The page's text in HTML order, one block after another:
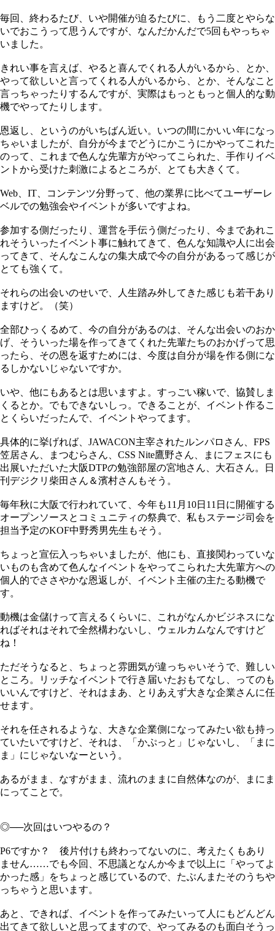
毎回、終わるたび、いや開催が迫るたびに、もう二度とやらな
いでおこうって思うんですが、なんだかんだで5回もやっちゃ
いました。
きれい事を言えば、やると喜んでくれる人がいるから、とか、
やって欲しいと言ってくれる人がいるから、とか、そんなこと
言っちゃったりするんですが、実際はもっともっと個人的な動
機でやってたりします。
恩返し、というのがいちばん近い。いつの間にかいい年になっ
ちゃいましたが、自分が今までどうにかこうにかやってこれた
のって、これまで色んな先輩方がやってこられた、手作りイベ
ントから受けた刺激によるところが、とても大きくて。
Web、IT、コンテンツ分野って、他の業界に比べてユーザーレ
ベルでの勉強会やイベントが多いですよね。
参加する側だったり、運営を手伝う側だったり、今まであれこ
れそういったイベント事に触れてきて、色んな知識や人に出会
ってきて、そんなこんなの集大成で今の自分があるって感じが
とても強くて。
それらの出会いのせいで、人生踏み外してきた感じも若干あり
ますけど。（笑）
全部ひっくるめて、今の自分があるのは、そんな出会いのおか
げ、そういった場を作ってきてくれた先輩たちのおかげって思
ったら、その恩を返すためには、今度は自分が場を作る側にな
るしかないじゃないですか。
いや、他にもあるとは思いますよ。すっごい稼いで、協賛しま
くるとか。でもできないしっ。できることが、イベント作るこ
とくらいだったんで、イベントやってます。
具体的に挙げれば、JAWACON主宰されたルンパロさん、FPS
笠居さん、まつむらさん、CSS Nite鷹野さん、まにフェスにも
出展いただいた大阪DTPの勉強部屋の宮地さん、大石さん。日
刊デジクリ柴田さん＆濱村さんもそう。
毎年秋に大阪で行われていて、今年も11月10日11日に開催する
オープンソースとコミュニティの祭典で、私もステージ司会を
担当予定のKOF中野秀男先生もそう。
ちょっと宣伝入っちゃいましたが、他にも、直接関わっていな
いものも含めて色んなイベントをやってこられた大先輩方への
個人的でささやかな恩返しが、イベント主催の主たる動機で
す。
動機は金儲けって言えるくらいに、これがなんかビジネスにな
ればそれはそれで全然構わないし、ウェルカムなんですけど
ね！
ただそうなると、ちょっと雰囲気が違っちゃいそうで、難しい
ところ。リッチなイベントで行き届いたおもてなし、ってのも
いいんですけど、それはまあ、とりあえず大きな企業さんに任
せます。
それを任されるような、大きな企業側になってみたい欲も持っ
ていたいですけど、それは、「かぷっと」じゃないし、「まに
ま」にじゃないなーという。
あるがまま、なすがまま、流れのままに自然体なのが、まにま
にってことで。
◎──次回はいつやるの？
P6ですか？ 後片付けも終わってないのに、考えたくもあり
ません……でも今回、不思議となんか今まで以上に「やってよ
かった感」をちょっと感じているので、たぶんまたそのうちや
っちゃうと思います。
あと、できれば、イベントを作ってみたいって人にもどんどん
出てきて欲しいと思ってますので、やってみるのも面白そうっ